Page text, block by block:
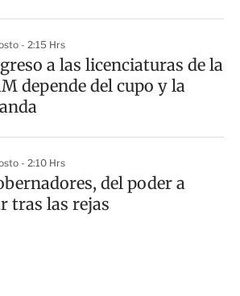
- 2:15 Hrs
a las licenciaturas de la
depende del cupo y la
- 2:10 Hrs
del poder a
tras las rejas